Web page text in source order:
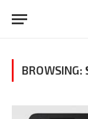
BROWSING: